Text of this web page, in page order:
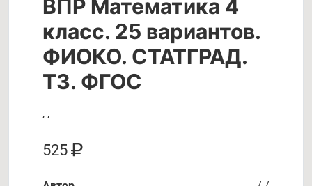
ВПР Математика 4
класс. 25 вариантов.
ФИОКО. СТАТГРАД.
ТЗ. ФГОС
, ,
525